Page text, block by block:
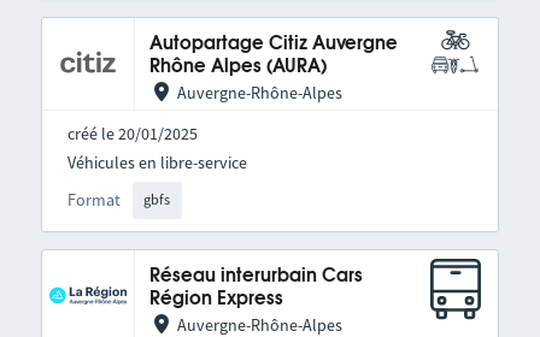
Autopartage Citiz Auvergne
Rhône Alpes (AURA)
Auvergne-Rhône-Alpes
créé le 20/01/2025
Format gbfs
Véhicules en libre-service
Réseau interurbain Cars
Région Express
Auvergne-Rhône-Alpes